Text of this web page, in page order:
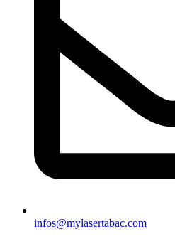
infos@mylasertabac.com